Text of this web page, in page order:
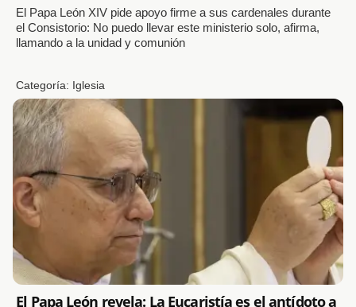
El Papa León XIV pide apoyo firme a sus cardenales durante
el Consistorio: No puedo llevar este ministerio solo, afirma,
llamando a la unidad y comunión
Categoría: Iglesia
El Papa León revela: La Eucaristía es el antídoto a